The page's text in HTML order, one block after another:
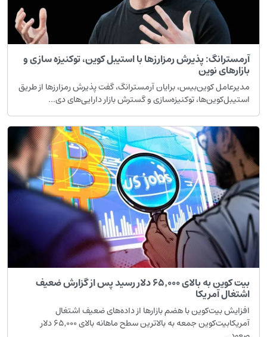
پذیرش رمزارزها با استیبل کوین، توکنیزه سازی و
نوین
کوین‌بیس، برایان آرمسترانگ، گفت پذیرش رمزارزها از طریق
توکنیزه‌سازی و گسترش بازار دارایی‌های دی...
بیت کوین به بالای ۶۵٬۰۰۰ دلار رسید پس از گزارش ضعیف
آمریکا
بیت‌کوین با هضم بازارها از داده‌های ضعیف اشتغال
آمریکابیت‌کوین جمعه به بالاترین سطح ماهانه بالای ۶۵٬۰۰۰ دلار